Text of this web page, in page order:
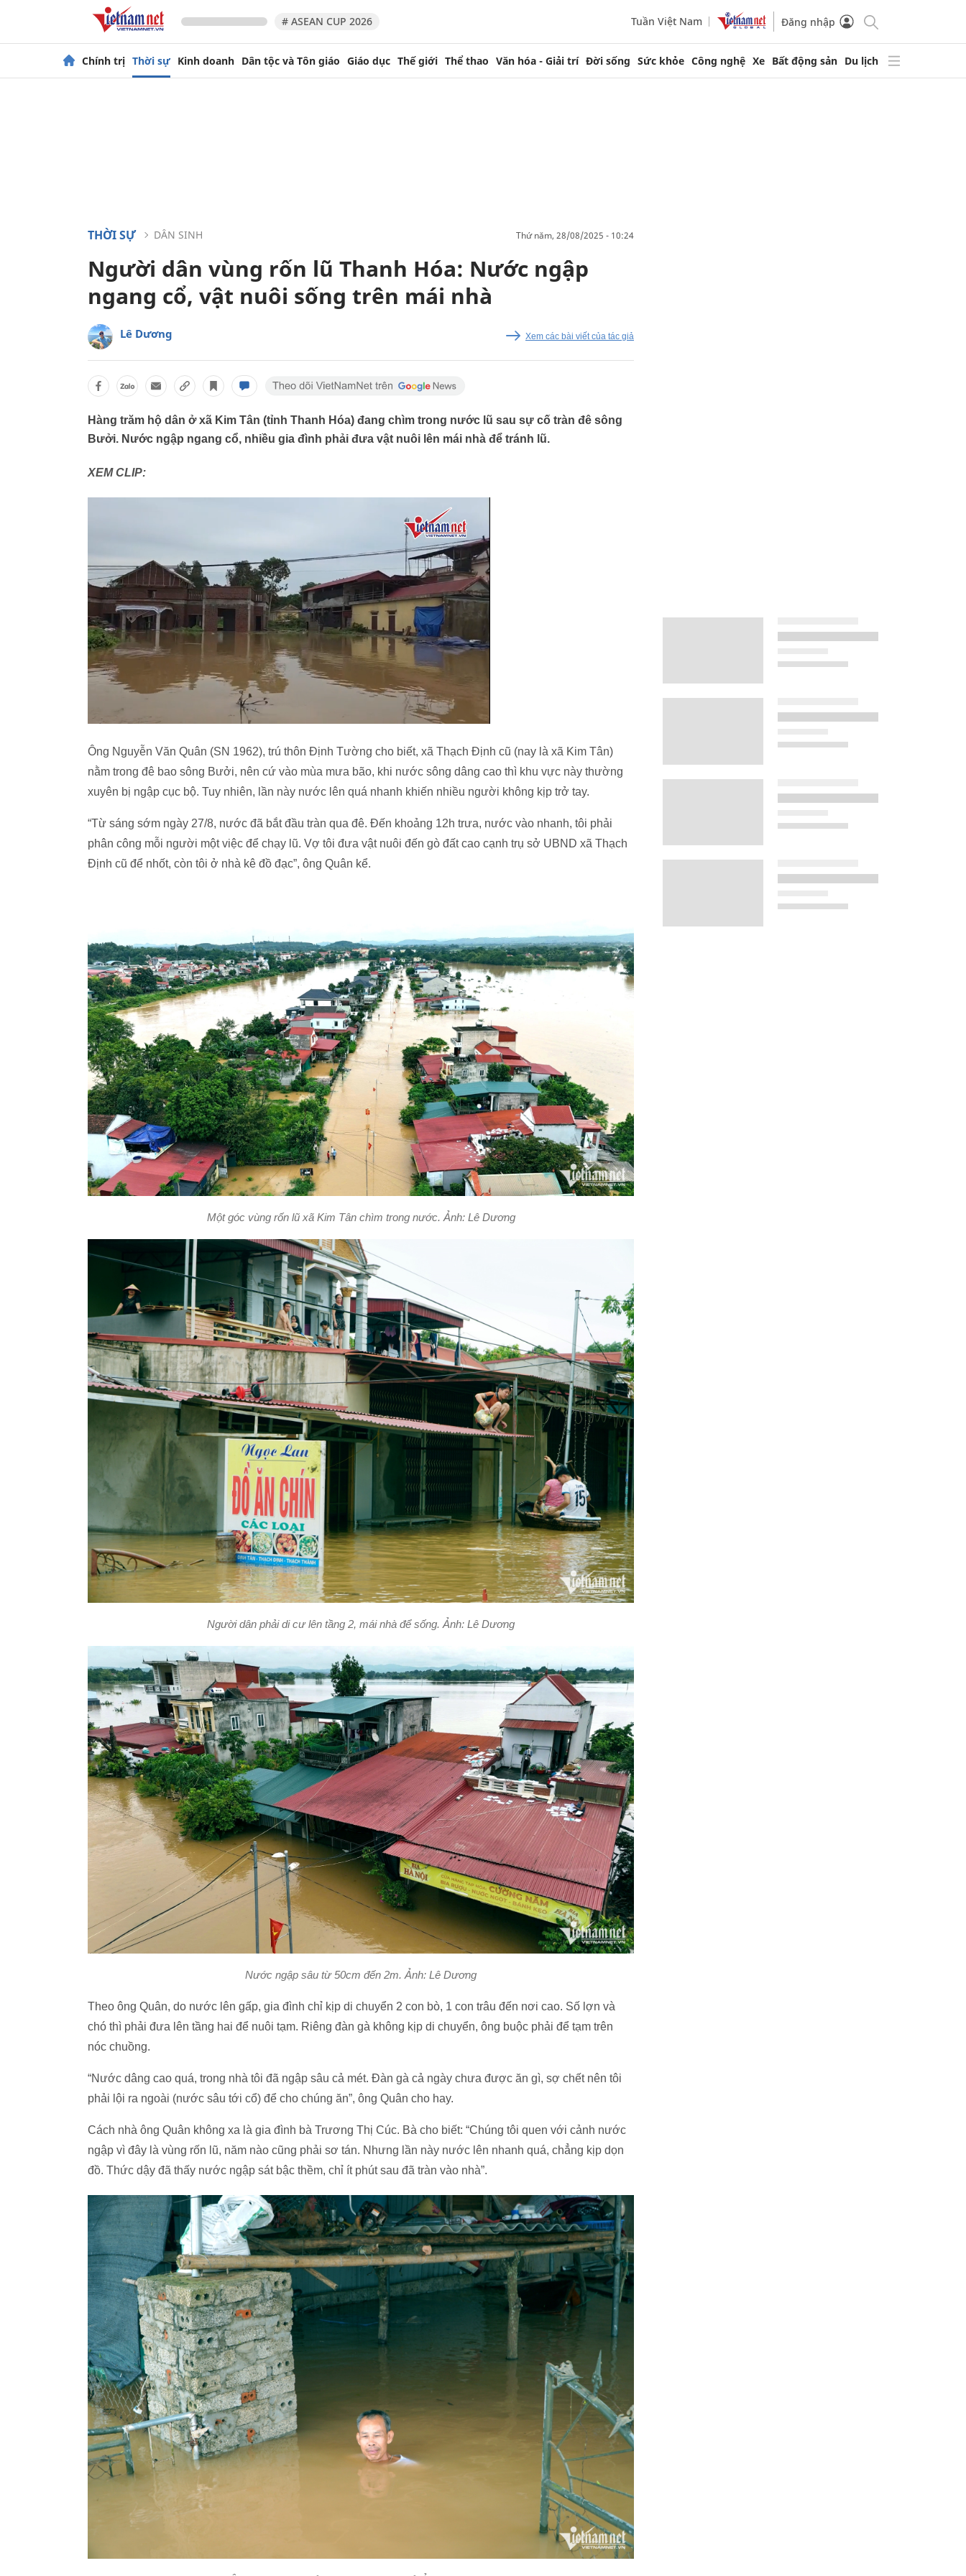
# ASEAN CUP 2026 Tuần Việt Nam Đăng nhập
Chính trị Thời sự Kinh doanh Dân tộc và Tôn giáo Giáo dục Thế giới Thể thao Văn hóa - Giải trí Đời sống Sức khỏe Công nghệ Xe Bất động sản Du lịch
THỜI SỰ DÂN SINH thứ năm, 28/08/2025 - 10:24
Người dân vùng rốn lũ Thanh Hóa: Nước ngập
ngang cổ, vật nuôi sống trên mái nhà
Lê Dương Xem các bài viết của tác giả
Hàng trăm hộ dân ở xã Kim Tân (tỉnh Thanh Hóa) đang chìm trong nước lũ sau sự cố tràn đê sông
Bưởi. Nước ngập ngang cổ, nhiều gia đình phải đưa vật nuôi lên mái nhà để tránh lũ.
XEM CLIP:
Ông Nguyễn Văn Quân (SN 1962), trú thôn Định Tường cho biết, xã Thạch Định cũ (nay là xã Kim Tân)
nằm trong đê bao sông Bưởi, nên cứ vào mùa mưa bão, khi nước sông dâng cao thì khu vực này thường
xuyên bị ngập cục bộ. Tuy nhiên, lần này nước lên quá nhanh khiến nhiều người không kịp trở tay.
“Từ sáng sớm ngày 27/8, nước đã bắt đầu tràn qua đê. Đến khoảng 12h trưa, nước vào nhanh, tôi phải
phân công mỗi người một việc để chạy lũ. Vợ tôi đưa vật nuôi đến gò đất cao cạnh trụ sở UBND xã Thạch
Định cũ để nhốt, còn tôi ở nhà kê đồ đạc”, ông Quân kể.
Một góc vùng rốn lũ xã Kim Tân chìm trong nước. Ảnh: Lê Dương
Người dân phải di cư lên tầng 2, mái nhà để sống. Ảnh: Lê Dương
Nước ngập sâu từ 50cm đến 2m. Ảnh: Lê Dương
Theo ông Quân, do nước lên gấp, gia đình chỉ kịp di chuyển 2 con bò, 1 con trâu đến nơi cao. Số lợn và
chó thì phải đưa lên tầng hai để nuôi tạm. Riêng đàn gà không kịp di chuyển, ông buộc phải để tạm trên
nóc chuồng.
“Nước dâng cao quá, trong nhà tôi đã ngập sâu cả mét. Đàn gà cả ngày chưa được ăn gì, sợ chết nên tôi
phải lội ra ngoài (nước sâu tới cổ) để cho chúng ăn”, ông Quân cho hay.
Cách nhà ông Quân không xa là gia đình bà Trương Thị Cúc. Bà cho biết: “Chúng tôi quen với cảnh nước
ngập vì đây là vùng rốn lũ, năm nào cũng phải sơ tán. Nhưng lần này nước lên nhanh quá, chẳng kịp dọn
đồ. Thức dậy đã thấy nước ngập sát bậc thềm, chỉ ít phút sau đã tràn vào nhà”.